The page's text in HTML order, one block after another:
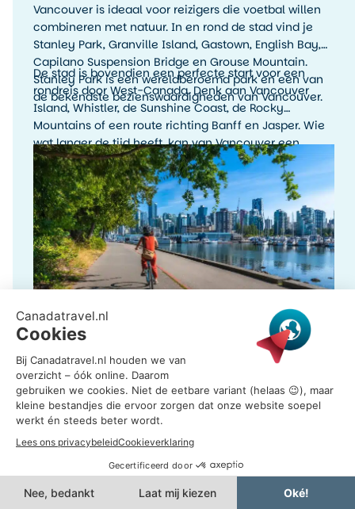
Vancouver is ideaal voor reizigers die voetbal willen
combineren met natuur. In en rond de stad vind je
Stanley Park, Granville Island, Gastown, English Bay,
Capilano Suspension Bridge en Grouse Mountain.
Stanley Park is een wereldberoemd park en een van
de bekendste bezienswaardigheden van Vancouver.
De stad is bovendien een perfecte start voor een
rondreis door West-Canada. Denk aan Vancouver
Island, Whistler, de Sunshine Coast, de Rocky
Mountains of een route richting Banff en Jasper. Wie
wat langer de tijd heeft, kan van Vancouver een
complete Canada-reis maken met steden,
natuurparken, wildlife en WK-wedstrijden.
West Canada BC Vancouver fietsen op stanley
park seawall met skyline
Mooie combinaties vanaf Vancouver:
Vancouver en Vancouver Island
Vancouver, Whistler en de Sea to Sky Highway
Vancouver, Banff, Lake Louise en Jasper
Vancouver als startpunt van een camperreis
door West-Canada
Dit vindt plaats bij Hastings Park en de PNE Grounds,
met live wedstrijden, entertainment en een grote WK-